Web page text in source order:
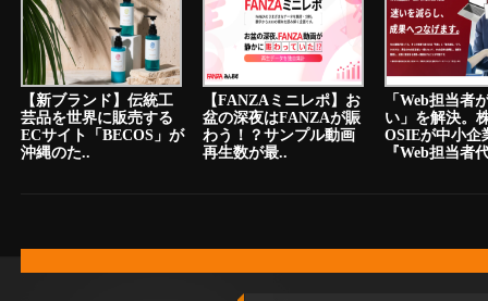
【新ブランド】伝統工
芸品を世界に販売する
ECサイト「BECOS」が
沖縄のた..
【FANZAミニレポ】お
盆の深夜はFANZAが賑
わう！？サンプル動画
再生数が最..
「Web担当者
い」を解決。
OSIEが中小企
『Web担当者